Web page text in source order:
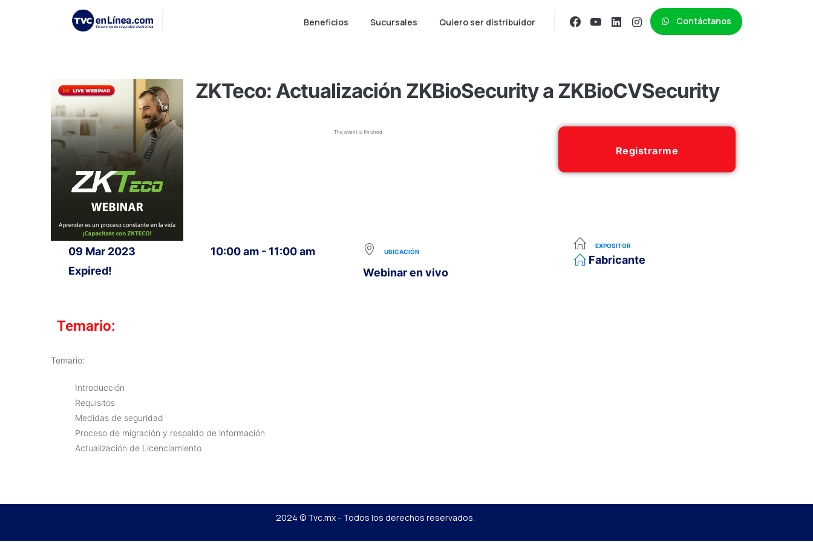
Beneficios Sucursales Quiero ser distribuidor Contáctanos
ZKTeco: Actualización ZKBioSecurity a ZKBioCVSecurity
The event is finished.
Registrarme
09 Mar 2023
Expired!
10:00 am - 11:00 am UBICACIÓN
Webinar en vivo
EXPOSITOR
Fabricante
Temario:
Temario:
Introducción
Requisitos
Medidas de seguridad
Proceso de migración y respaldo de información
Actualización de Licenciamiento
2024 © Tvc.mx - Todos los derechos reservados.